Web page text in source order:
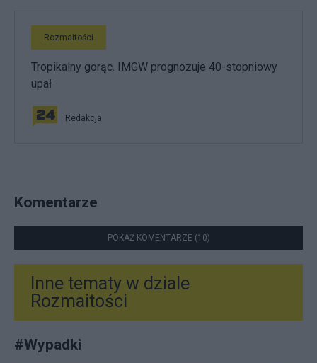
Rozmaitości
Tropikalny gorąc. IMGW prognozuje 40-stopniowy
upał
Redakcja
Komentarze
POKAŻ KOMENTARZE (10)
Inne tematy w dziale
Rozmaitości
#Wypadki